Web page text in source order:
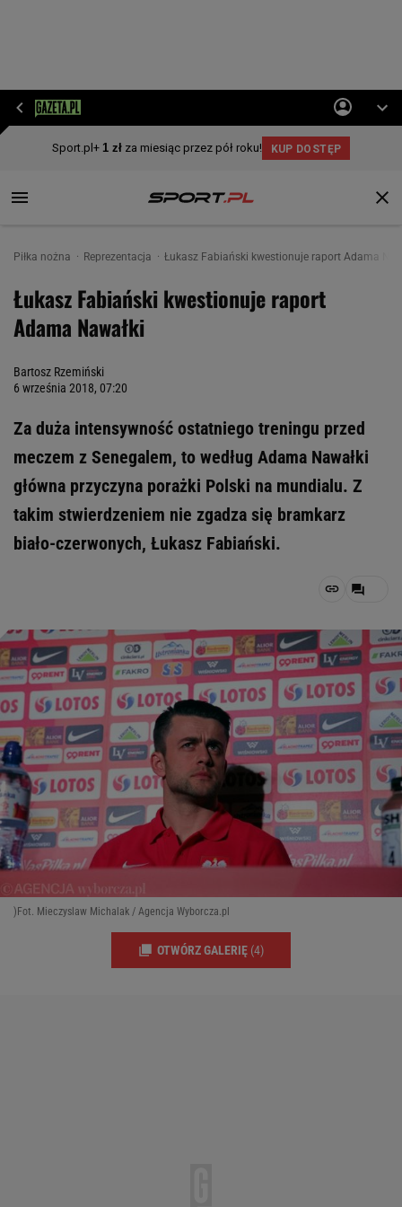
Piłka nożna Reprezentacja Łukasz Fabiański kwestionuje raport Adama
Łukasz Fabiański kwestionuje raport
Adama Nawałki
Bartosz Rzemiński
6 września 2018, 07:20
Za duża intensywność ostatniego treningu przed
meczem z Senegalem, to według Adama Nawałki
główna przyczyna porażki Polski na mundialu. Z
takim stwierdzeniem nie zgadza się bramkarz
biało-czerwonych, Łukasz Fabiański.
)Fot. Mieczyslaw Michalak / Agencja Wyborcza.pl
OTWÓRZ GALERIĘ (4)